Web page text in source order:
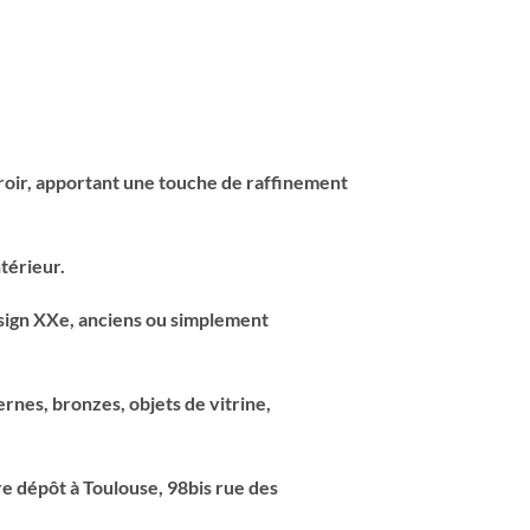
apportant une touche de raffinement
XXe, anciens ou simplement
bronzes, objets de vitrine,
dépôt à Toulouse, 98bis rue des